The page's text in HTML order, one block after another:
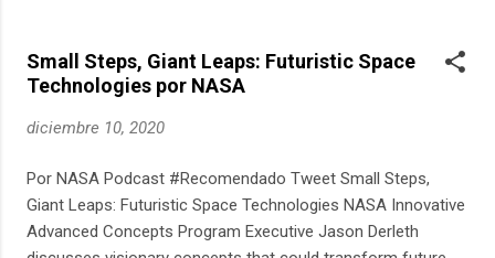
Small Steps, Giant Leaps: Futuristic Space
Technologies por NASA
diciembre 10, 2020
Por NASA Podcast #Recomendado Tweet Small Steps,
Giant Leaps: Futuristic Space Technologies NASA Innovative
Advanced Concepts Program Executive Jason Derleth